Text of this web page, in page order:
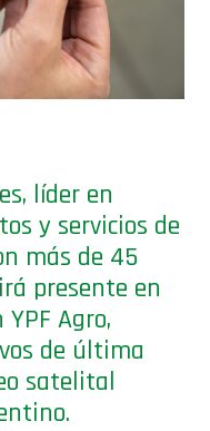
líder en
y servicios de
más de 45
presente en
Agro,
de última
satelital